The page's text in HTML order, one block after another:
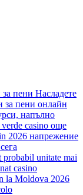
пени Насладете
за пени онлайн
напълно
casino още
2026 напрежение
probabil unitate mai
casino
la Moldova 2026